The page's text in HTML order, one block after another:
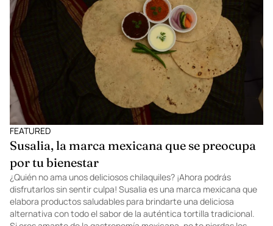
playoffs para arrojar a los contendientes que se enfrentarán el
próximo domingo 7 de febrero en el Super Bowl LV: Tampa Bay
Buccaneers y Kansas City Chiefs.